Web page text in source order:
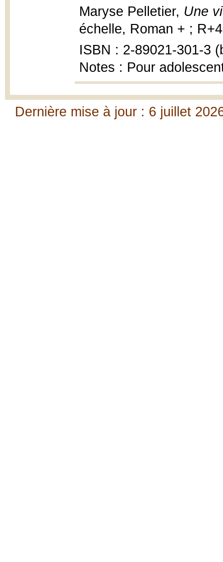
Maryse Pelletier, Une
échelle, Roman + ;
ISBN : 2-89021-301-3
Notes : Pour
Dernière mise à jour : 6 juillet